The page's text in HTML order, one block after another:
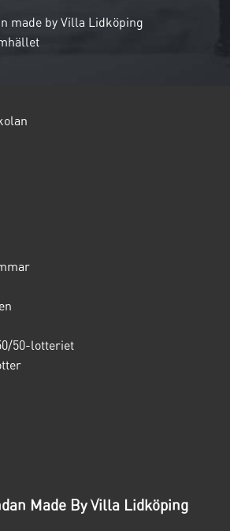
made by Villa Lidköping
50-lotteriet
Made By Villa Lidköping